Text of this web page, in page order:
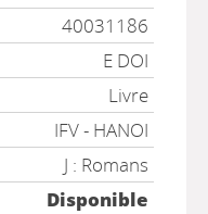
40031186
E DOI
Livre
IFV - HANOI
J : Romans
Disponible